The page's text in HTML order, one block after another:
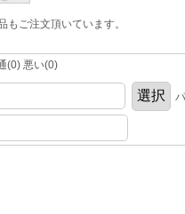
もご注文頂いています。
(0) 悪い(0)